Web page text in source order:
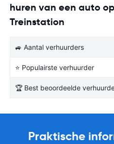
huren van een auto
Treinstation
🚙 Aantal verhuurders
⭐ Populairste verhuurder
🏆 Best beoordeelde
Praktische